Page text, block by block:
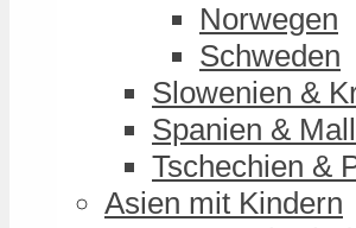
Norwegen
Schweden
Slowenien &
Spanien &
Tschechien &
Asien mit Kindern